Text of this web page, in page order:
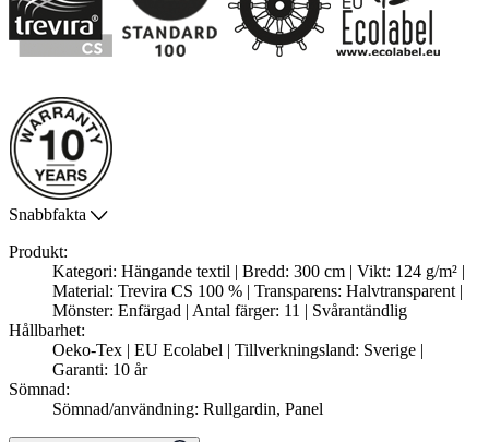
Snabbfakta
Produkt:
Kategori: Hängande textil | Bredd: 300 cm | Vikt: 124 g/m² |
Material: Trevira CS 100 % | Transparens: Halvtransparent |
Mönster: Enfärgad | Antal färger: 11 | Svårantändlig
Hållbarhet:
Oeko-Tex | EU Ecolabel | Tillverkningsland: Sverige |
Garanti: 10 år
Sömnad:
Sömnad/användning: Rullgardin, Panel